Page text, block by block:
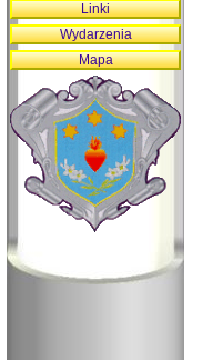
Linki
Wydarzenia
Mapa